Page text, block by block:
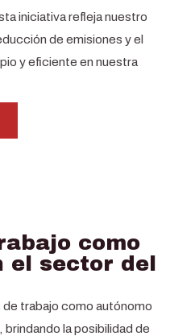
iniciativa refleja nuestro
de emisiones y el
y eficiente en nuestra
como
el sector del
trabajo como autónomo
la posibilidad de